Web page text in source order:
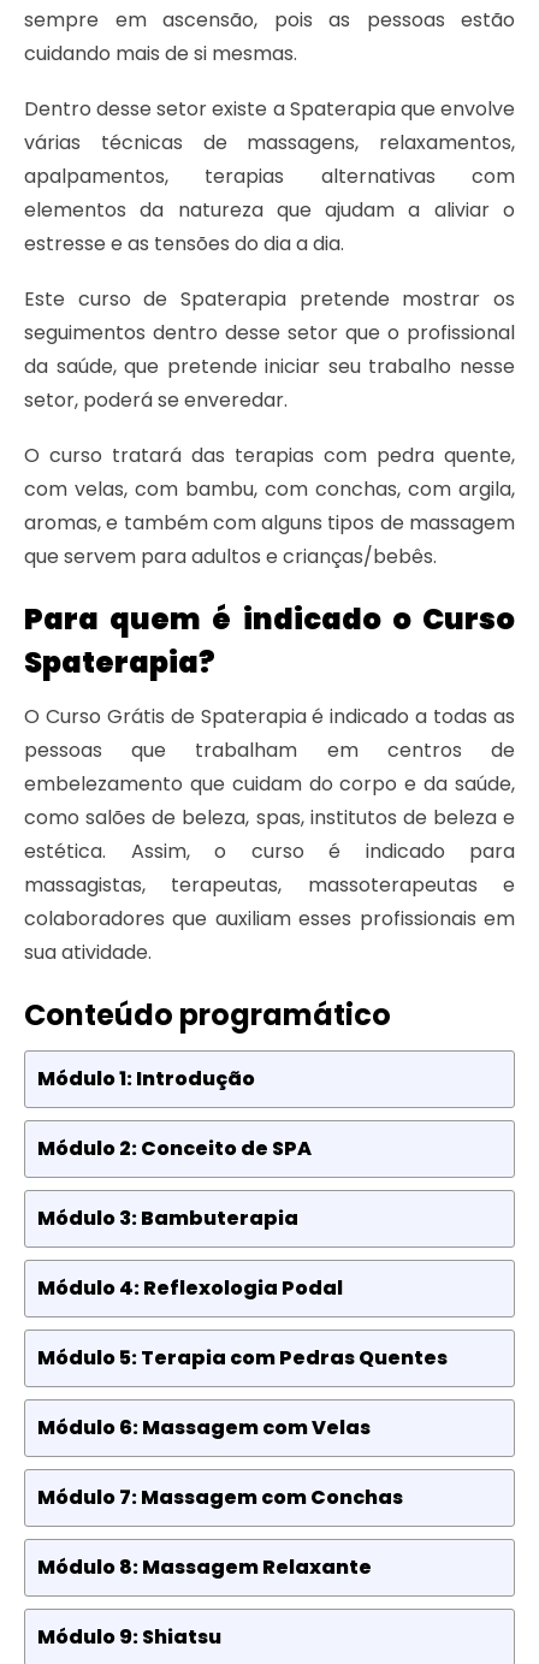
sempre em ascensão, pois as pessoas estão
cuidando mais de si mesmas.
Dentro desse setor existe a Spaterapia que envolve
várias técnicas de massagens, relaxamentos,
apalpamentos, terapias alternativas com
elementos da natureza que ajudam a aliviar o
estresse e as tensões do dia a dia.
Este curso de Spaterapia pretende mostrar os
seguimentos dentro desse setor que o profissional
da saúde, que pretende iniciar seu trabalho nesse
setor, poderá se enveredar.
O curso tratará das terapias com pedra quente,
com velas, com bambu, com conchas, com argila,
aromas, e também com alguns tipos de massagem
que servem para adultos e crianças/bebês.
Para quem é indicado o Curso
Spaterapia?
O Curso Grátis de Spaterapia é indicado a todas as
pessoas que trabalham em centros de
embelezamento que cuidam do corpo e da saúde,
como salões de beleza, spas, institutos de beleza e
estética. Assim, o curso é indicado para
massagistas, terapeutas, massoterapeutas e
colaboradores que auxiliam esses profissionais em
sua atividade.
Conteúdo programático
Módulo 1: Introdução
Módulo 2: Conceito de SPA
Módulo 3: Bambuterapia
Módulo 4: Reflexologia Podal
Módulo 5: Terapia com Pedras Quentes
Módulo 6: Massagem com Velas
Módulo 7: Massagem com Conchas
Módulo 8: Massagem Relaxante
Módulo 9: Shiatsu